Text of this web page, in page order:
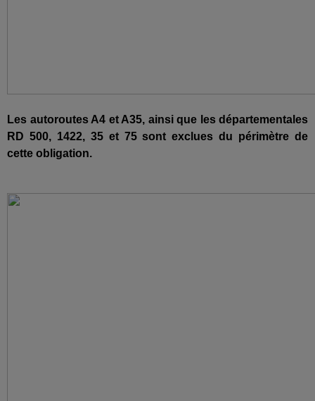
Les autoroutes A4 et A35, ainsi que les départementales
RD 500, 1422, 35 et 75 sont exclues du périmètre de
cette obligation.